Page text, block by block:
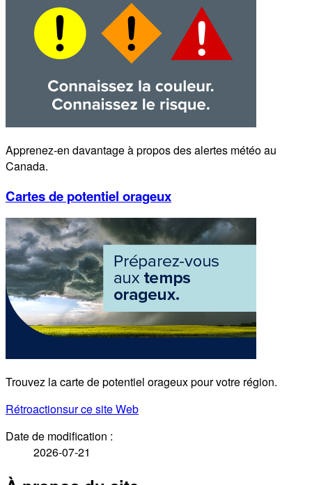
Apprenez-en davantage à propos des alertes météo au
Canada.
Cartes de potentiel orageux
Trouvez la carte de potentiel orageux pour votre région.
Rétroactionsur ce site Web
Date de modification :
2026-07-21